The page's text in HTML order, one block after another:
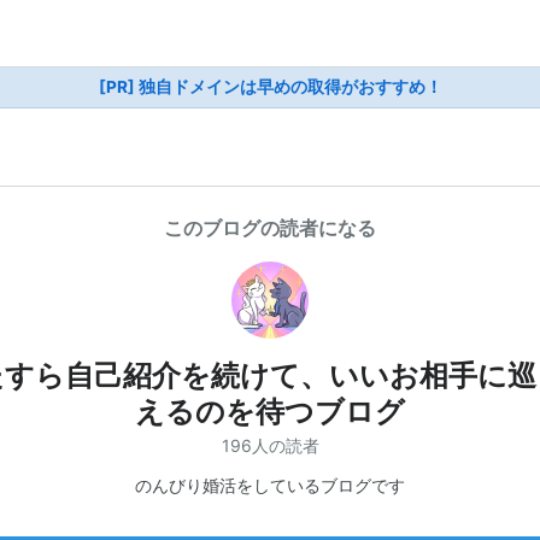
[PR] 独自ドメインは早めの取得がおすすめ！
このブログの読者になる
ら自己紹介を続けて、いいお相手に
えるのを待つブログ
196人の読者
のんびり婚活をしているブログです